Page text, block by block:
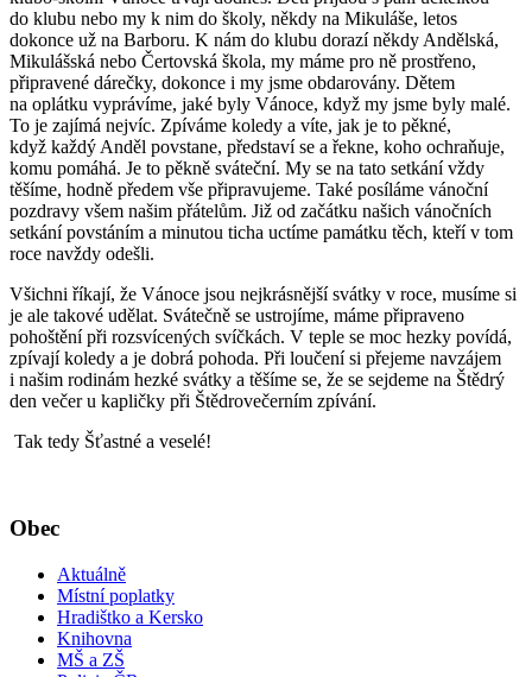
do klubu nebo my k nim do školy, někdy na Mikuláše, letos
dokonce už na Barboru. K nám do klubu dorazí někdy Andělská,
Mikulášská nebo Čertovská škola, my máme pro ně prostřeno,
připravené dárečky, dokonce i my jsme obdarovány. Dětem
na oplátku vyprávíme, jaké byly Vánoce, když my jsme byly malé.
To je zajímá nejvíc. Zpíváme koledy a víte, jak je to pěkné,
když každý Anděl povstane, představí se a řekne, koho ochraňuje,
komu pomáhá. Je to pěkně sváteční. My se na tato setkání vždy
těšíme, hodně předem vše připravujeme. Také posíláme vánoční
pozdravy všem našim přátelům. Již od začátku našich vánočních
setkání povstáním a minutou ticha uctíme památku těch, kteří v tom
roce navždy odešli.
Všichni říkají, že Vánoce jsou nejkrásnější svátky v roce, musíme si
je ale takové udělat. Svátečně se ustrojíme, máme připraveno
pohoštění při rozsvícených svíčkách. V teple se moc hezky povídá,
zpívají koledy a je dobrá pohoda. Při loučení si přejeme navzájem
i našim rodinám hezké svátky a těšíme se, že se sejdeme na Štědrý
den večer u kapličky při Štědrovečerním zpívání.
Tak tedy Šťastné a veselé!
Obec
Aktuálně
Místní poplatky
Hradištko a Kersko
Knihovna
MŠ a ZŠ